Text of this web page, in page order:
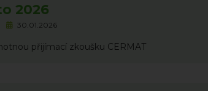
2026
30.01.2026
přijímací zkoušku CERMAT